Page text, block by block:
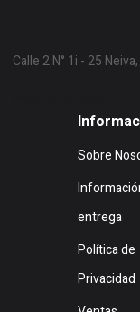
Calle 2 N° 1i - 25
Sobre
entrega
Política de
Privacidad